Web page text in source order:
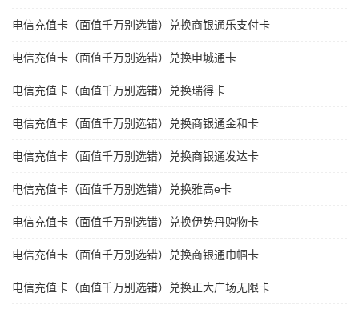
电信充值卡（面值千万别选错）兑换商银通乐支付卡
电信充值卡（面值千万别选错）兑换申城通卡
电信充值卡（面值千万别选错）兑换瑞得卡
电信充值卡（面值千万别选错）兑换商银通金和卡
电信充值卡（面值千万别选错）兑换商银通发达卡
电信充值卡（面值千万别选错）兑换雅高e卡
电信充值卡（面值千万别选错）兑换伊势丹购物卡
电信充值卡（面值千万别选错）兑换商银通巾帼卡
电信充值卡（面值千万别选错）兑换正大广场无限卡